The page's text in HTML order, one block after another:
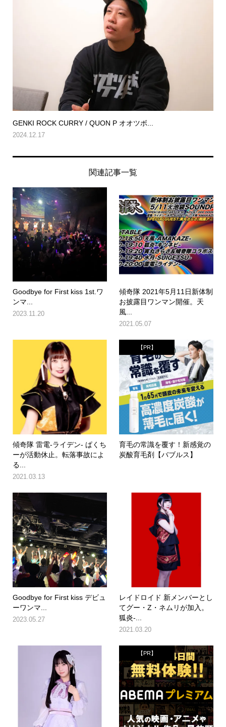
GENKI ROCK CURRY / QUON P オオツボ...
2024.12.17
関連記事一覧
Goodbye for First kiss 1st.ワ
ンマ...
2023.11.20
傾奇隊 2021年5月11日新体制
お披露目ワンマン開催。天
風...
2021.05.07
傾奇隊 雷電-ライデン- ぱくち
ーが活動休止。転落事故によ
る...
2021.03.13
【PR】
育毛の常識を覆す！新感覚の
炭酸育毛剤【バブルス】
Goodbye for First kiss デビュ
ーワンマ...
2023.05.27
レイドロイド 新メンバーとし
てグー・Z・ネムリが加入。
狐炎-...
2021.03.20
【PR】